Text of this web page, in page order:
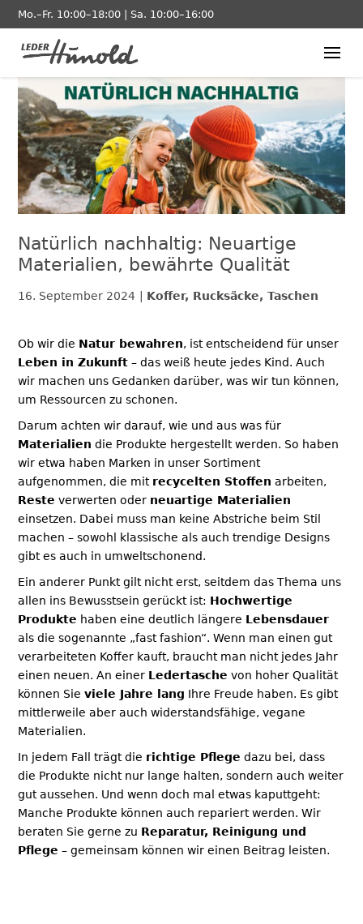
Mo.–Fr. 10:00–18:00 | Sa. 10:00–16:00
Natürlich nachhaltig: Neuartige
Materialien, bewährte Qualität
16. September 2024 Koffer, Rucksäcke, Taschen
Ob wir die Natur bewahren, ist entscheidend für unser
Leben in Zukunft – das weiß heute jedes Kind. Auch
wir machen uns Gedanken darüber, was wir tun können,
um Ressourcen zu schonen.
Darum achten wir darauf, wie und aus was für
Materialien die Produkte hergestellt werden. So haben
wir etwa haben Marken in unser Sortiment
aufgenommen, die mit recycelten Stoffen arbeiten,
Reste verwerten oder neuartige Materialien
einsetzen. Dabei muss man keine Abstriche beim Stil
machen – sowohl klassische als auch trendige Designs
gibt es auch in umweltschonend.
Ein anderer Punkt gilt nicht erst, seitdem das Thema uns
allen ins Bewusstsein gerückt ist: Hochwertige
Produkte haben eine deutlich längere Lebensdauer
als die sogenannte „fast fashion“. Wenn man einen gut
verarbeiteten Koffer kauft, braucht man nicht jedes Jahr
einen neuen. An einer Ledertasche von hoher Qualität
können Sieviele Jahre lang Ihre Freude haben. Es gibt
mittlerweile aber auch widerstandsfähige, vegane
Materialien.
In jedem Fall trägt die richtige Pflege dazu bei, dass
die Produkte nicht nur lange halten, sondern auch weiter
gut aussehen. Und wenn doch mal etwas kaputtgeht:
Manche Produkte können auch repariert werden. Wir
beraten Sie gerne zu Reparatur, Reinigung und
Pflege – gemeinsam können wir einen Beitrag leisten.